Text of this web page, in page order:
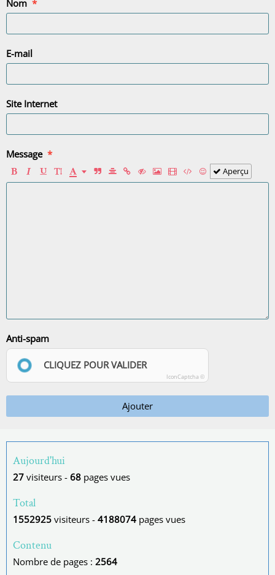
Nom
E-mail
Site Internet
Message
Aperçu
Anti-spam
CLIQUEZ POUR VALIDER
IconCaptcha ©
Ajouter
Aujourd'hui
27 visiteurs - 68 pages vues
Total
1552925 visiteurs - 4188074 pages vues
Contenu
Nombre de pages : 2564